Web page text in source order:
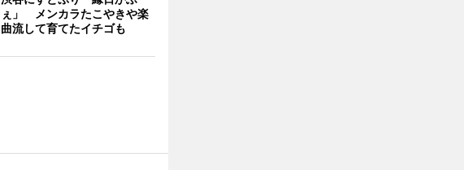
ぇ」 メンカラたこやきや楽
曲流して育てたイチゴも